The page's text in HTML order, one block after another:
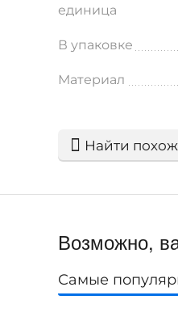
единица
В упаковке
Материал
Найти
Возможно,
Самые